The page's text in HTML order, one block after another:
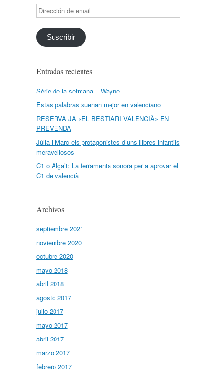
Dirección
de
email
Suscribir
Entradas recientes
Sèrie de la setmana – Wayne
Estas palabras suenan mejor en valenciano
RESERVA JA «EL BESTIARI VALENCIÀ» EN
PREVENDA
Júlia i Marc els protagonistes d’uns llibres infantils
meravellosos
C1 o Alça’t: La ferramenta sonora per a aprovar el
C1 de valencià
Archivos
septiembre 2021
noviembre 2020
octubre 2020
mayo 2018
abril 2018
agosto 2017
julio 2017
mayo 2017
abril 2017
marzo 2017
febrero 2017